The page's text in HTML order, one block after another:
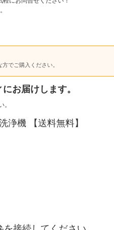
でご購入ください。
お届けします。
浄機 【送料無料】